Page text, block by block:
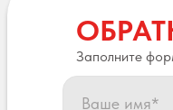
Заполните